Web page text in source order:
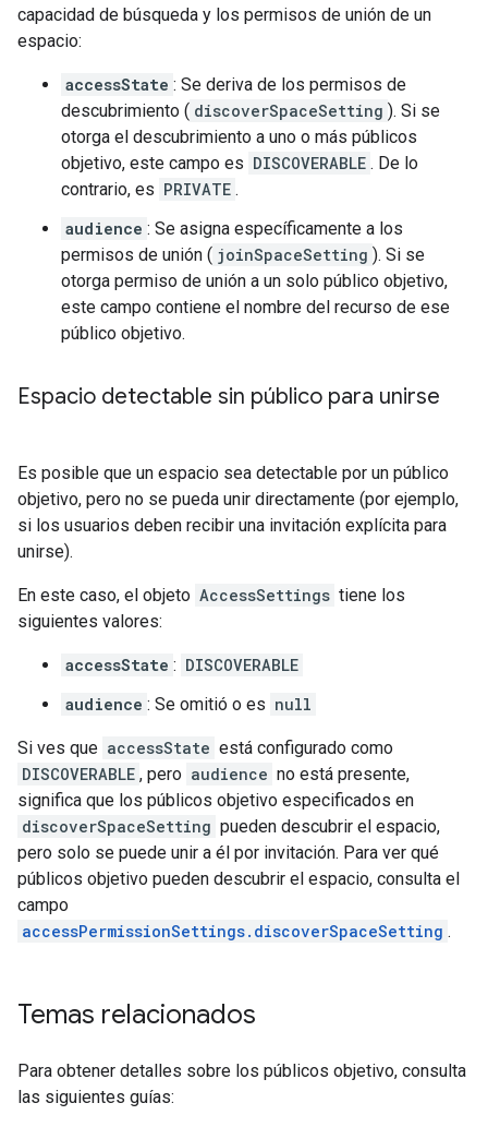
capacidad de búsqueda y los permisos de unión de un
espacio:
accessState : Se deriva de los permisos de
descubrimiento ( discoverSpaceSetting ). Si se
otorga el descubrimiento a uno o más públicos
objetivo, este campo es DISCOVERABLE . De lo
contrario, es PRIVATE .
audience : Se asigna específicamente a los
permisos de unión ( joinSpaceSetting ). Si se
otorga permiso de unión a un solo público objetivo,
este campo contiene el nombre del recurso de ese
público objetivo.
Espacio detectable sin público para unirse
Es posible que un espacio sea detectable por un público
objetivo, pero no se pueda unir directamente (por ejemplo,
si los usuarios deben recibir una invitación explícita para
unirse).
En este caso, el objeto AccessSettings tiene los
siguientes valores:
accessState : DISCOVERABLE
audience : Se omitió o es null
Si ves que accessState está configurado como
DISCOVERABLE , pero audience no está presente,
significa que los públicos objetivo especificados en
discoverSpaceSetting pueden descubrir el espacio,
pero solo se puede unir a él por invitación. Para ver qué
públicos objetivo pueden descubrir el espacio, consulta el
campo
accessPermissionSettings.discoverSpaceSetting .
Temas relacionados
Para obtener detalles sobre los públicos objetivo, consulta
las siguientes guías: